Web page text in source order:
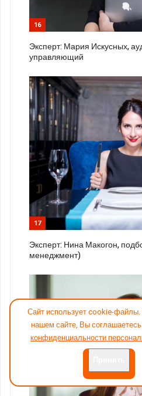
16
Эксперт: Мария Искусных,
управляющий
17
Эксперт: Нина Макогон,
менеджмент)
Сайт использует cookie-файлы.
нашем сайте, Вы
конфиденциальности